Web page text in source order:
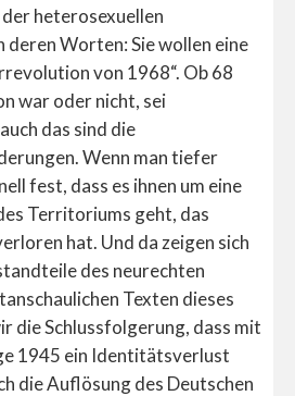
heterosexuellen
deren Worten: Sie wollen eine
von 1968“. Ob 68
war oder nicht, sei
das sind die
Wenn man tiefer
fest, dass es ihnen um eine
Territoriums geht, das
hat. Und da zeigen sich
des neurechten
Texten dieses
die Schlussfolgerung, dass mit
1945 ein Identitätsverlust
die Auflösung des Deutschen